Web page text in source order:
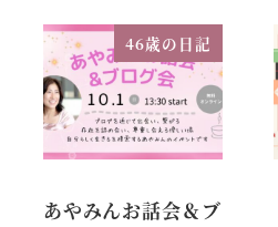
46歳の日記
あやみんお話会＆ブ